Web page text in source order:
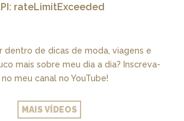
rateLimitExceeded
dentro de dicas de moda, viagens e
mais sobre meu dia a dia? Inscreva-
no meu canal no YouTube!
MAIS VÍDEOS